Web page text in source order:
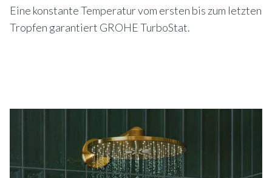
Eine konstante Temperatur vom ersten bis zum letzten
Tropfen garantiert GROHE TurboStat.